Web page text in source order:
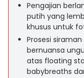
Pengajian
putih yang
khusus untuk
Prosesi
bernuansa
atas floating
babybreaths